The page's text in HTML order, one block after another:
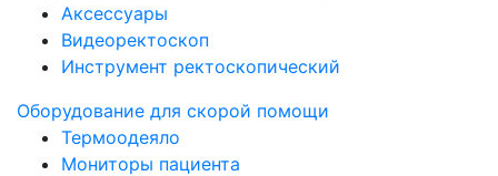
Аксессуары
Видеоректоскоп
Инструмент ректоскопический
Оборудование для скорой помощи
Термоодеяло
Мониторы пациента